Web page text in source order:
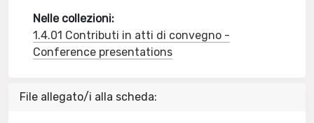
Nelle collezioni:
1.4.01 Contributi in atti di convegno -
Conference presentations
File allegato/i alla scheda: